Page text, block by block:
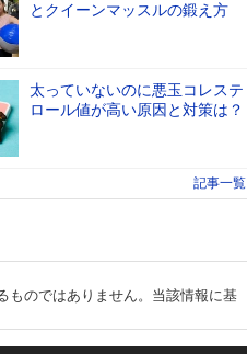
とクイーンマッスルの鍛え方
太っていないのに悪玉コレステ
ロール値が高い原因と対策は？
記事一覧
ものではありません。当該情報に基